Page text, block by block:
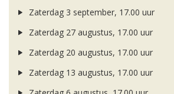
Zaterdag 3 september, 17.00 uur
Zaterdag 27 augustus, 17.00 uur
Zaterdag 20 augustus, 17.00 uur
Zaterdag 13 augustus, 17.00 uur